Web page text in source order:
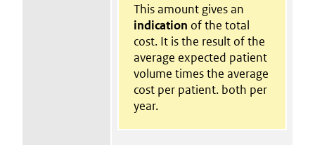
This amount gives an
indication of the total
cost. It is the result of the
average expected patient
volume times the average
cost per patient. both per
year.